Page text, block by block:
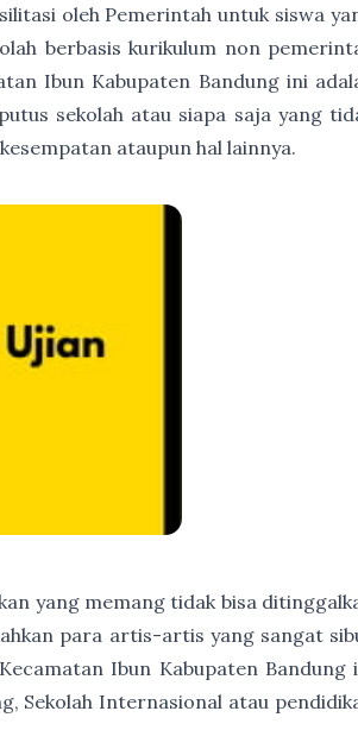
oleh Pemerintah untuk siswa
berbasis kurikulum non
Ibun Kabupaten Bandung ini
sekolah atau siapa saja yang
ataupun hal lainnya.
yang memang tidak bisa
para artis-artis yang sangat
Ibun Kabupaten Bandung
Sekolah Internasional atau